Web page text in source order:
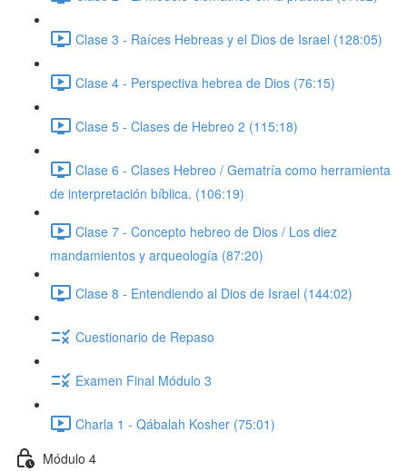
Clase 3 - Raíces Hebreas y el Dios de Israel (128:05)
Clase 4 - Perspectiva hebrea de Dios (76:15)
Clase 5 - Clases de Hebreo 2 (115:18)
Clase 6 - Clases Hebreo / Gematría como herramienta
de interpretación bíblica. (106:19)
Clase 7 - Concepto hebreo de Dios / Los diez
mandamientos y arqueología (87:20)
Clase 8 - Entendiendo al Dios de Israel (144:02)
Cuestionario de Repaso
Examen Final Módulo 3
Charla 1 - Qábalah Kosher (75:01)
Módulo 4